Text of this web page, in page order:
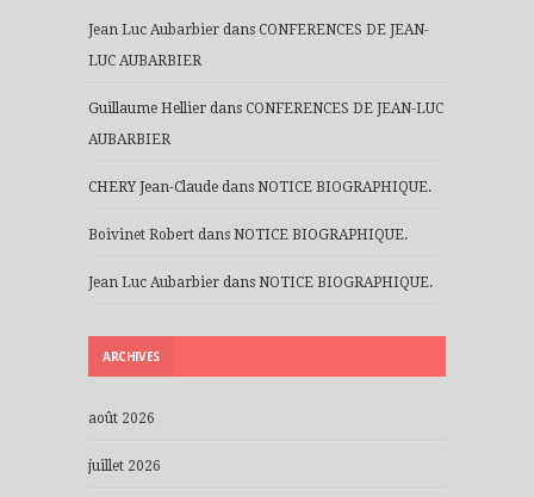
Jean Luc Aubarbier dans CONFERENCES DE JEAN-
LUC AUBARBIER
Guillaume Hellier dans CONFERENCES DE JEAN-LUC
AUBARBIER
CHERY Jean-Claude dans NOTICE BIOGRAPHIQUE.
Boivinet Robert dans NOTICE BIOGRAPHIQUE.
Jean Luc Aubarbier dans NOTICE BIOGRAPHIQUE.
ARCHIVES
août 2026
juillet 2026